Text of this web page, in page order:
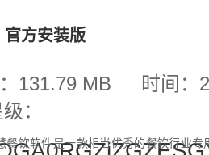
方安装版
131.79 MB
时间：
：
餐饮软件是一款相当优秀的餐饮行业